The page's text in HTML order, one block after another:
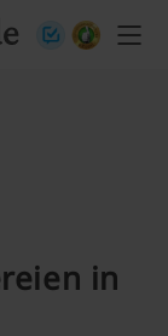
in